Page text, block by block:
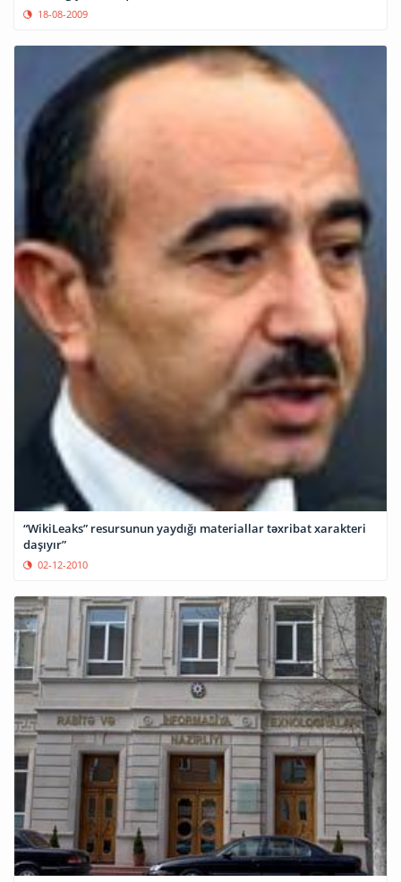
18-08-2009
“WikiLeaks” resursunun yaydığı materiallar təxribat xarakteri
daşıyır”
02-12-2010